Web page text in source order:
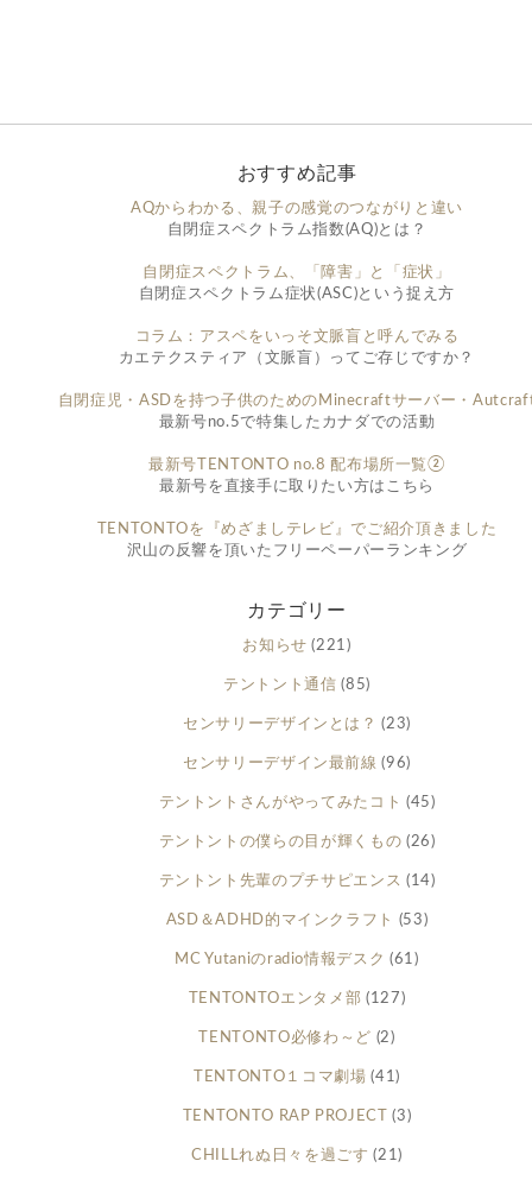
おすすめ記事
AQからわかる、親子の感覚のつながりと違い
自閉症スペクトラム指数(AQ)とは？
自閉症スペクトラム、「障害」と「症状」
自閉症スペクトラム症状(ASC)という捉え方
コラム：アスペをいっそ文脈盲と呼んでみる
カエテクスティア（文脈盲）ってご存じですか？
自閉症児・ASDを持つ子供のためのMinecraftサーバー・
最新号no.5で特集したカナダでの活動
最新号TENTONTO no.8 配布場所一覧②
最新号を直接手に取りたい方はこちら
TENTONTOを『めざましテレビ』でご紹介頂きました
沢山の反響を頂いたフリーペーパーランキング
カテゴリー
お知らせ (221)
テントント通信 (85)
センサリーデザインとは？ (23)
センサリーデザイン最前線 (96)
テントントさんがやってみたコト (45)
テントントの僕らの目が輝くもの (26)
テントント先輩のプチサピエンス (14)
ASD＆ADHD的マインクラフト (53)
MC Yutaniのradio情報デスク (61)
TENTONTOエンタメ部 (127)
TENTONTO必修わ～ど (2)
TENTONTO１コマ劇場 (41)
TENTONTO RAP PROJECT (3)
CHILLれぬ日々を過ごす (21)